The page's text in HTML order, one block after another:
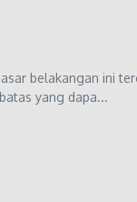
belakangan ini
yang dapa...